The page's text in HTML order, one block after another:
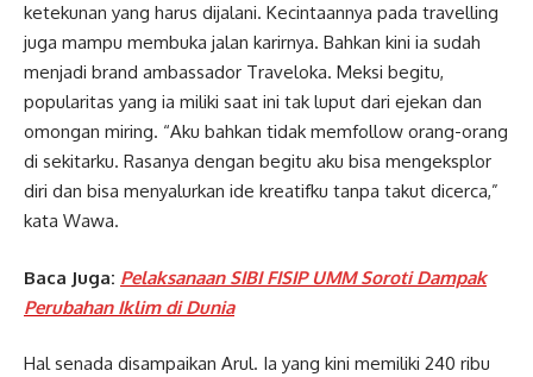
ketekunan yang harus dijalani. Kecintaannya pada travelling
juga mampu membuka jalan karirnya. Bahkan kini ia sudah
menjadi brand ambassador Traveloka. Meksi begitu,
popularitas yang ia miliki saat ini tak luput dari ejekan dan
omongan miring. “Aku bahkan tidak memfollow orang-orang
di sekitarku. Rasanya dengan begitu aku bisa mengeksplor
diri dan bisa menyalurkan ide kreatifku tanpa takut dicerca,”
kata Wawa.
Baca Juga: Pelaksanaan SIBI FISIP UMM Soroti Dampak
Perubahan Iklim di Dunia
Hal senada disampaikan Arul. Ia yang kini memiliki 240 ribu